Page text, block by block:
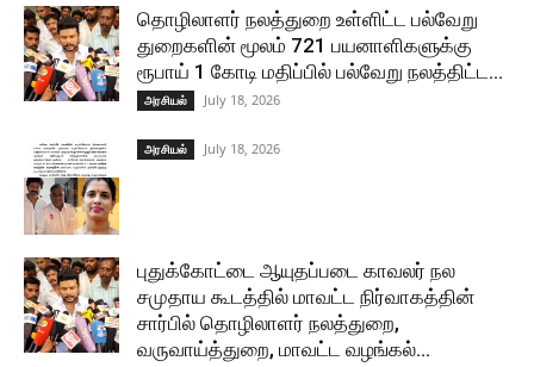
தொழிலாளர் நலத்துறை உள்ளிட்ட பல்வேறு
துறைகளின் மூலம் 721 பயனாளிகளுக்கு
ரூபாய் 1 கோடி மதிப்பில் பல்வேறு நலத்திட்ட...
அரசியல் July 18, 2026
அரசியல் July 18, 2026
புதுக்கோட்டை ஆயுதப்படை காவலர் நல
சமுதாய கூடத்தில் மாவட்ட நிர்வாகத்தின்
சார்பில் தொழிலாளர் நலத்துறை,
வருவாய்த்துறை, மாவட்ட வழங்கல்...